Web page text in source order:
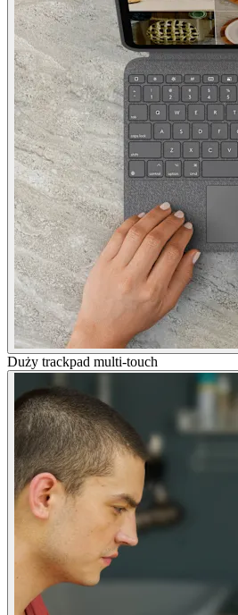
Duży trackpad multi-touch